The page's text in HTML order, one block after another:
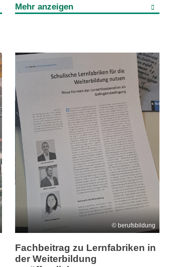
Mehr anzeigen
berufsbildung
Fachbeitrag zu Lernfabriken in
der Weiterbildung